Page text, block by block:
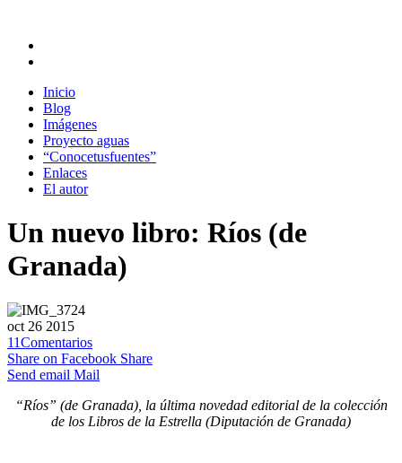
Inicio
Blog
Imágenes
Proyecto aguas
“Conocetusfuentes”
Enlaces
El autor
Un nuevo libro: Ríos (de
Granada)
oct 26 2015
11Comentarios
Share on Facebook Share
Send email Mail
“Ríos” (de Granada), la última novedad editorial de la colección
de los Libros de la Estrella (Diputación de Granada)